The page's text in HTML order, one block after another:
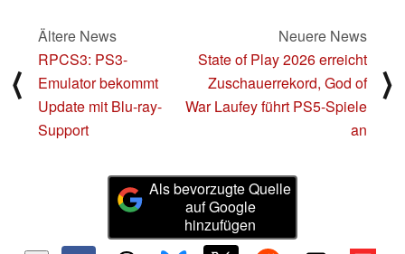
⟨
Ältere News
RPCS3: PS3-
Emulator bekommt
Update mit Blu-ray-
Support
Neuere News
State of Play 2026 erreicht
Zuschauerrekord, God of
War Laufey führt PS5-Spiele
an
⟩
Als bevorzugte Quelle
auf Google
hinzufügen